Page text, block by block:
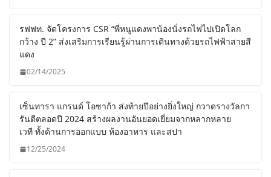
รฟฟท. จัดโครงการ CSR “พี่หนูแดงพาน้องนั่งรถไฟไปเปิดโลก
กว้าง ปี 2” ส่งเสริมการเรียนรู้ผ่านการเดินทางด้วยรถไฟฟ้าสายสี
แดง
02/14/2025
เซ็นทารา แกรนด์ โอซาก้า ส่งท้ายปีอย่างยิ่งใหญ่ กวาดรางวัลกา
รันตีตลอดปี 2024 สร้างผลงานอันยอดเยี่ยมจากหลากหลาย
เวที ทั้งด้านการออกแบบ ห้องอาหาร และสปา
12/25/2024